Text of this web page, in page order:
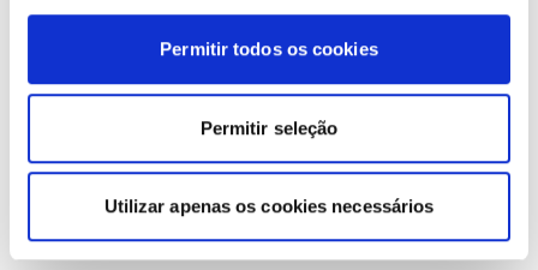
Permitir todos os cookies
Permitir seleção
Utilizar apenas os cookies necessários